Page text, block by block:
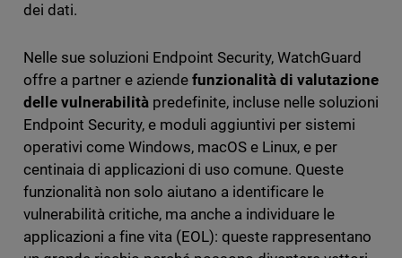
dei dati.
Nelle sue soluzioni Endpoint Security, WatchGuard
offre a partner e aziende funzionalità di valutazione
delle vulnerabilitàpredefinite, incluse nelle soluzioni
Endpoint Security, e moduli aggiuntivi per sistemi
operativi come Windows, macOS e Linux, e per
centinaia di applicazioni di uso comune. Queste
funzionalità non solo aiutano a identificare le
vulnerabilità critiche, ma anche a individuare le
applicazioni a fine vita (EOL): queste rappresentano